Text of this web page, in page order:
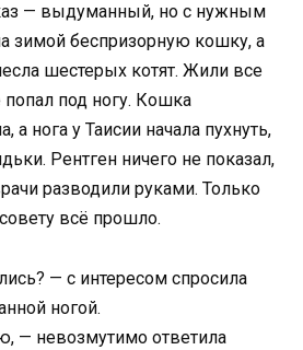
— выдуманный, но с нужным
зимой беспризорную кошку, а
шестерых котят. Жили все
под ногу. Кошка
а нога у Таисии начала пухнуть,
Рентген ничего не показал,
разводили руками. Только
всё прошло.
— с интересом спросила
ногой.
— невозмутимо ответила